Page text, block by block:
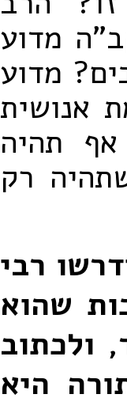
מדוע
מדוע
אנושית
תהיה
רק
רבי
שהוא
ולכתוב
היא